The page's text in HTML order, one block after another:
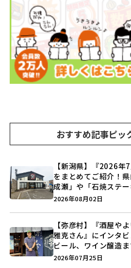
おすすめ記事ピッ
【新潟県】『2026年
をまとめてご紹介！
成瀬」や「石焼ステ
営業に幕…。
2026年08月02日
【弥彦村】『酒屋や
雅克さん』にインタ
ビール、ワイン醸造
史”に迫る♪
2026年07月25日